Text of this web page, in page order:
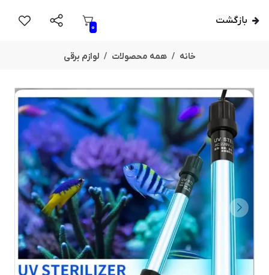
بازگشت
0
خانه همه محصولات لوازم برقی